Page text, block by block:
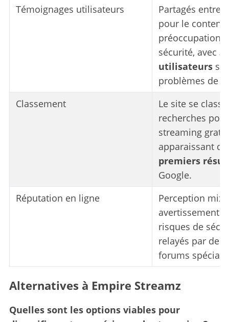
Témoignages utilisateurs
Partagés entre
pour le contenu
préoccupations
sécurité, avec
utilisateurs
problèmes de
Classement
Le site se
recherches
streaming
apparaissant
premiers
Google.
Réputation en ligne
Perception
avertissements
risques de
relayés par des
forums
Alternatives à Empire Streamz
Quelles sont les options viables pour
a